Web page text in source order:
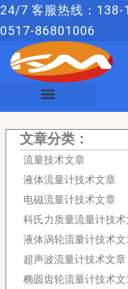
跳
至
24/7 客服热线：
0517-86801006
文章分类：
流量技术文章
液体流量计技术文章
电磁流量计技术文章
科氏力质量流量计技
液体涡轮流量计技术文
超声波流量计技术文章
椭圆齿轮流量计技术文